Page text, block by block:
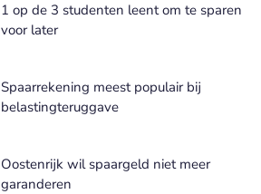
1 op de 3 studenten leent om te sparen
voor later
Spaarrekening meest populair bij
belastingteruggave
Oostenrijk wil spaargeld niet meer
garanderen